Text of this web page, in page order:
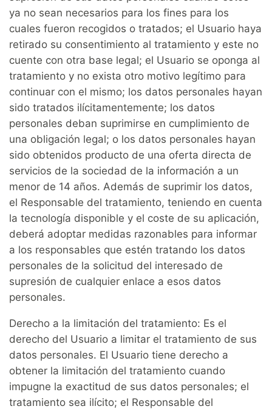
ya no sean necesarios para los fines para los
cuales fueron recogidos o tratados; el Usuario haya
retirado su consentimiento al tratamiento y este no
cuente con otra base legal; el Usuario se oponga al
tratamiento y no exista otro motivo legítimo para
continuar con el mismo; los datos personales hayan
sido tratados ilícitamentemente; los datos
personales deban suprimirse en cumplimiento de
una obligación legal; o los datos personales hayan
sido obtenidos producto de una oferta directa de
servicios de la sociedad de la información a un
menor de 14 años. Además de suprimir los datos,
el Responsable del tratamiento, teniendo en cuenta
la tecnología disponible y el coste de su aplicación,
deberá adoptar medidas razonables para informar
a los responsables que estén tratando los datos
personales de la solicitud del interesado de
supresión de cualquier enlace a esos datos
personales.
Derecho a la limitación del tratamiento: Es el
derecho del Usuario a limitar el tratamiento de sus
datos personales. El Usuario tiene derecho a
obtener la limitación del tratamiento cuando
impugne la exactitud de sus datos personales; el
tratamiento sea ilícito; el Responsable del